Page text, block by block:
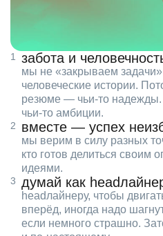
забота и
мы не «закрываем
человеческие истории.
резюме — чьи‑то
чьи‑то амбиции.
вместе — успех
мы верим в силу разных
кто готов делиться своим
идеями.
думай как
headлайнеру, чтобы
вперёд, иногда надо
если немного страшно.